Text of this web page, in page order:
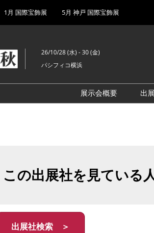
1月 国際宝飾展 5月 神戸 国際宝飾展
26/10/28 (水) - 30 (金)
パシフィコ横浜
展示会概要
出
この出展社を見ている
出展社検索 ＞